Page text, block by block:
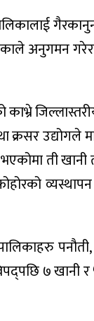
अनुगमन
काभ्रे
क्रसर उद्योगले
ती
७ खानी